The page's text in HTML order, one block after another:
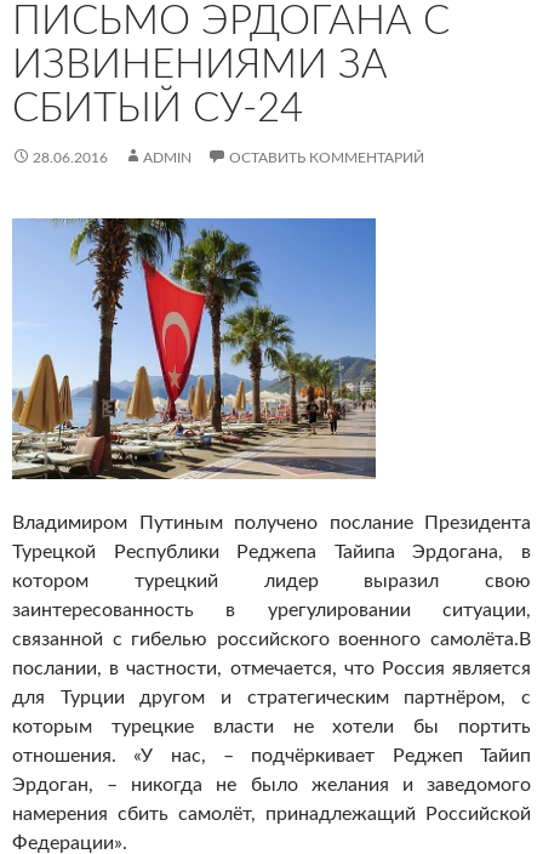
ПИСЬМО ЭРДОГАНА С
ИЗВИНЕНИЯМИ ЗА
СБИТЫЙ СУ-24
28.06.2016 ADMIN ОСТАВИТЬ КОММЕНТАРИЙ
Владимиром Путиным получено послание Президента
Турецкой Республики Реджепа Тайипа Эрдогана, в
котором турецкий лидер выразил свою
заинтересованность в урегулировании ситуации,
связанной с гибелью российского военного самолёта. В
послании, в частности, отмечается, что Россия является
для Турции другом и стратегическим партнёром, с
которым турецкие власти не хотели бы портить
отношения. «У нас, – подчёркивает Реджеп Тайип
Эрдоган, – никогда не было желания и заведомого
намерения сбить самолёт, принадлежащий Российской
Федерации».